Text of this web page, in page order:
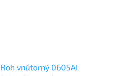
Roh vnútorný 0605AI